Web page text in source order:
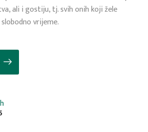
ali i gostiju, tj. svih onih koji žele
vrijeme.